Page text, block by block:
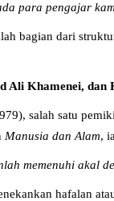
para pengajar
bagian dari
Ali Khamenei, dan
salah satu
Manusia dan Alam,
memenuhi akal
hafalan